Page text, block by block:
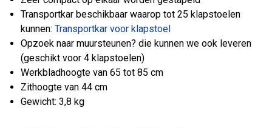
Transportkar beschikbaar waarop tot 25 klapstoelen
kunnen:Transportkar voor klapstoel
Opzoek naar muursteunen? die kunnen we ook leveren
(geschikt voor 4 klapstoelen)
Werkbladhoogte van 65 tot 85 cm
Zithoogte van 44 cm
Gewicht: 3,8 kg